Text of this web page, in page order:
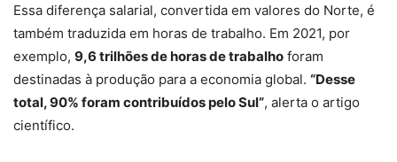
Essa diferença salarial, convertida em valores do Norte, é
também traduzida em horas de trabalho. Em 2021, por
exemplo, 9,6 trilhões de horas de trabalho foram
destinadas à produção para a economia global. “Desse
total, 90% foram contribuídos pelo Sul”, alerta o artigo
científico.